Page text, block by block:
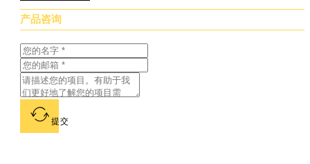
产品咨询
提交